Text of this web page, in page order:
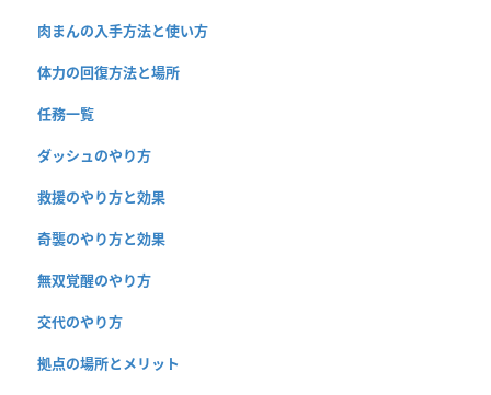
肉まんの入手方法と使い方
体力の回復方法と場所
任務一覧
ダッシュのやり方
救援のやり方と効果
奇襲のやり方と効果
無双覚醒のやり方
交代のやり方
拠点の場所とメリット